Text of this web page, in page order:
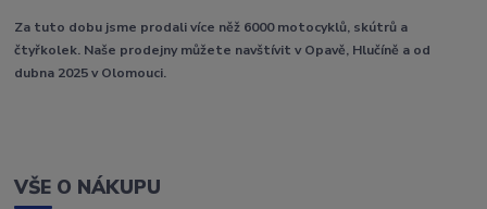
Za tuto dobu jsme prodali více něž 6000 motocyklů, skútrů a
čtyřkolek. Naše prodejny můžete navštívit v Opavě, Hlučíně a od
dubna 2025 v Olomouci.
VŠE O NÁKUPU